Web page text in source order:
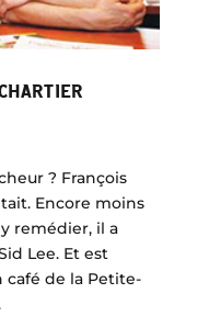
? François
Encore moins
remédier, il a
Lee. Et est
café de la Petite-